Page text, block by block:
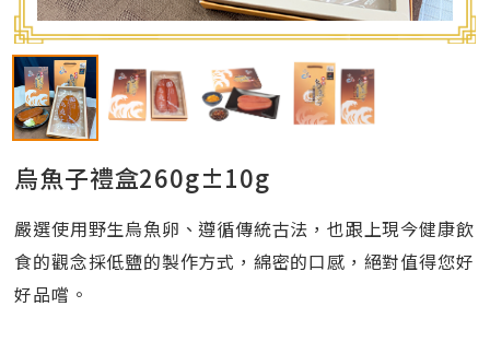
烏魚子禮盒260g±10g
嚴選使用野生烏魚卵、遵循傳統古法，也跟上現今健康飲
食的觀念採低鹽的製作方式，綿密的口感，絕對值得您好
好品嚐。